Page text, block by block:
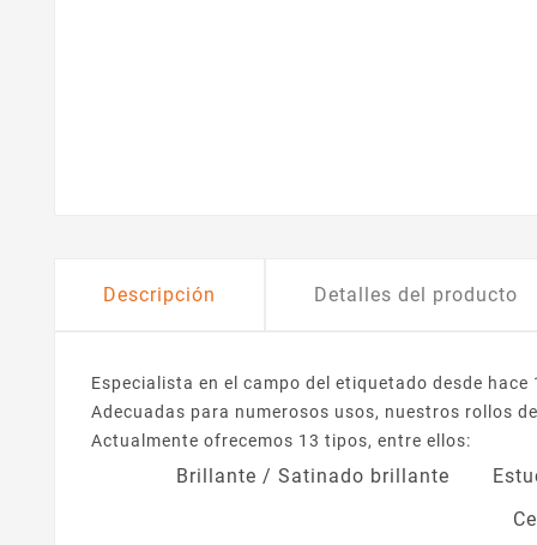
Descripción Detalles del producto
Especialista en el campo del etiquetado desde
Adecuadas para numerosos usos, nuestros rollos
Actualmente ofrecemos 13 tipos, entre ellos:
Brillante / Satinado brillante